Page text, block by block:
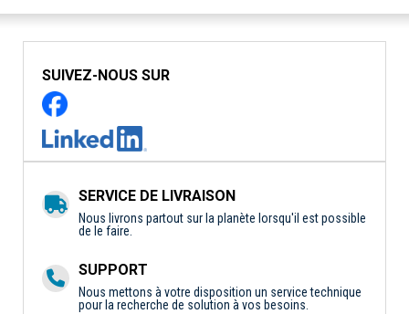
SUIVEZ-NOUS SUR
SERVICE DE LIVRAISON
Nous livrons partout sur la planète lorsqu'il est possible
de le faire.
SUPPORT
Nous mettons à votre disposition un service technique
pour la recherche de solution à vos besoins.